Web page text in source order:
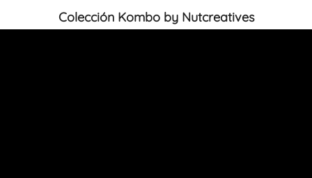
Colección Kombo by Nutcreatives